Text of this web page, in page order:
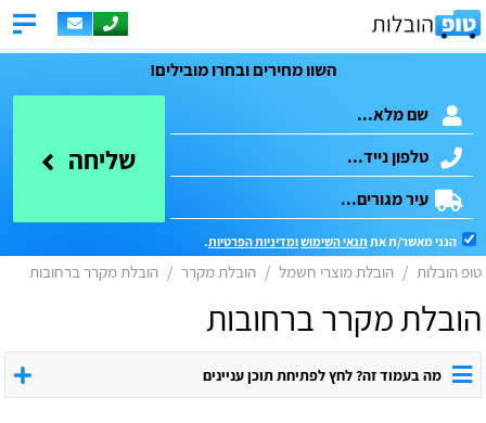
השוו מחירים ובחרו מובילים!
שליחה
הנני מאשר/ת את תנאי השימושומדיניות הפרטיות.
טופ הובלות הובלת מוצרי חשמל הובלת מקרר הובלת מקרר ברחובות
הובלת מקרר ברחובות
מה בעמוד זה? לחץ לפתיחת תוכן עניינים